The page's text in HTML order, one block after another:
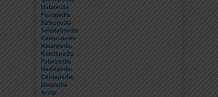
Nabipedia
Paudpedia
Sainspedia
Sekolahpedia
Kamuspedia
Kisahpedia
Komikpedia
Fabelpedia
Hadispedia
Ceritapedia
Doapedia
Arsip